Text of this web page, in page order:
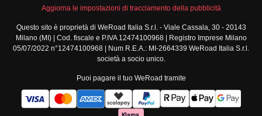
Viaggi di gruppo Sud
America
Viaggi di gruppo Africa
Viaggi di gruppo Medio
Viaggi di gruppo Asia
Viaggi di gruppo Europa
Viaggi di gruppo Nord
Condizioni generali
standard
Policy annullamento
viaggio
Cookie policy
Privacy policy
Security
Aggiorna le impostazioni di tracciamento della pubblicità
Questo sito è proprietà di WeRoad Italia S.r.l. - Viale Cassala, 30 - 20143
Milano (MI) | Cod. fiscale e P.IVA 12474100968 | Registro Imprese Milano
05/07/2022 n°12474100968 | Num R.E.A.: MI-2664339 WeRoad Italia S.r.l.
società a socio unico.
Puoi pagare il tuo WeRoad tramite